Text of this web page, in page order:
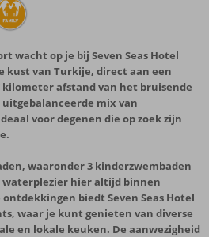
wacht op je bij Seven Seas Hotel
kust van Turkije, direct aan een
kilometer afstand van het bruisende
mix van
voor degenen die op zoek zijn
waaronder 3 kinderzwembaden
waterplezier hier altijd binnen
biedt Seven Seas Hotel
waar je kunt genieten van diverse
en lokale keuken. De aanwezigheid